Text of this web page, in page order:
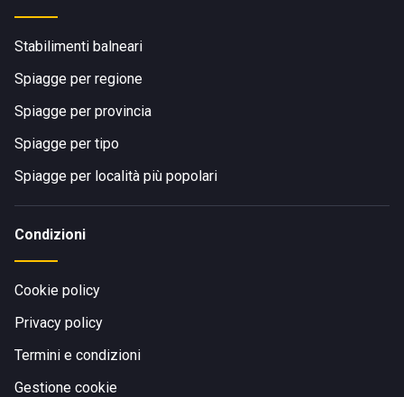
Stabilimenti balneari
Spiagge per regione
Spiagge per provincia
Spiagge per tipo
Spiagge per località più popolari
Condizioni
Cookie policy
Privacy policy
Termini e condizioni
Gestione cookie